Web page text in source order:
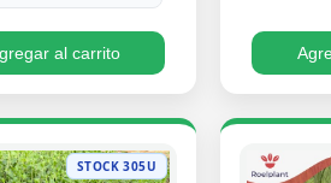
al carrito
STOCK 305U